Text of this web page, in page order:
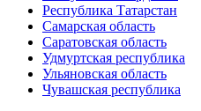
Республика Татарстан
Самарская область
Саратовская область
Удмуртская республика
Ульяновская область
Чувашская республика